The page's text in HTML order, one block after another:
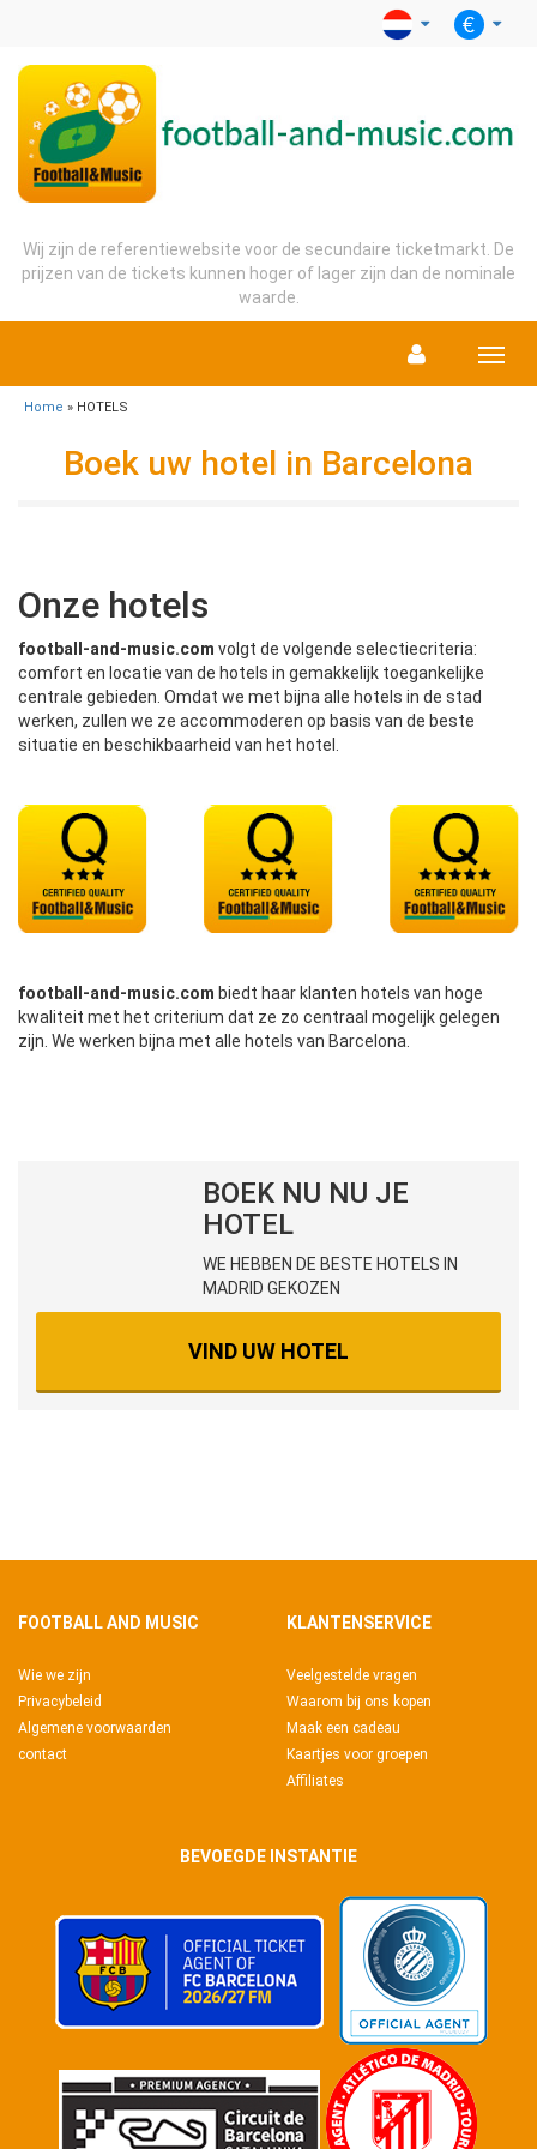
Wij zijn de referentiewebsite voor de secundaire ticketmarkt. De
prijzen van de tickets kunnen hoger of lager zijn dan de nominale
waarde.
Menu
Home » HOTELS
Boek uw hotel in Barcelona
Onze hotels
football-and-music.com volgt de volgende selectiecriteria:
comfort en locatie van de hotels in gemakkelijk toegankelijke
centrale gebieden. Omdat we met bijna alle hotels in de stad
werken, zullen we ze accommoderen op basis van de beste
situatie en beschikbaarheid van het hotel.
football-and-music.com biedt haar klanten hotels van hoge
kwaliteit met het criterium dat ze zo centraal mogelijk gelegen
zijn. We werken bijna met alle hotels van Barcelona.
BOEK NU NU JE
HOTEL
WE HEBBEN DE BESTE HOTELS IN
MADRID GEKOZEN
VIND UW HOTEL
FOOTBALL AND MUSIC
Wie we zijn
Privacybeleid
Algemene voorwaarden
contact
KLANTENSERVICE
Veelgestelde vragen
Waarom bij ons kopen
Maak een cadeau
Kaartjes voor groepen
Affiliates
BEVOEGDE INSTANTIE